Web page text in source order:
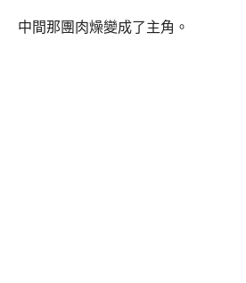
中間那團肉燥變成了主角。